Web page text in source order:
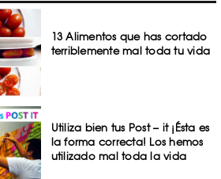
13 Alimentos que has cortado
terriblemente mal toda tu vida
Utiliza bien tus Post – it ¡Ésta es
la forma correcta! Los hemos
utilizado mal toda la vida